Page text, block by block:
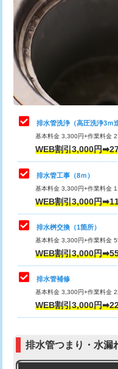
給水管工事※（ライニング
管・ポリ管・HT管使用/3
排水管工事（土の掘削・
業）
排水管工事（排水管工事/
排水管工事（追加 排水管
え）
マス交換（土の掘削・埋
マス交換（深さ50㎝未満）
マス交換（深さ50㎝以上
コンクリート斫り（厚さ
コンクリート斫り（厚さ
モルタル補修（厚さ10㎝
モルタル補修（厚さ10㎝
追加人工
カメラ調査
桝清掃
止水・漏水調査・防水処
理・調整・分解・加工な
止水・漏水調査・防水処
理・調整・分解・加工な
止水・漏水調査・防水処
理・調整・分解・加工な
その他部品の脱着
交換・取付（タンク）
交換・取付(単水栓（壁付
式）)
交換・取付(混合水栓（壁
式・ワンホール）)
交換・取付(排水栓・排水
交換・取付（その他部品）
持込商品取付（単水栓）
排水管洗浄（高圧洗浄3ｍ
基本料金 3,300円+作業料金
WEB割引3,000円
排水管工事（8ｍ）
基本料金 3,300円+作業料金
WEB割引3,000円
排水桝交換（1箇所）
基本料金 3,300円+作業料金
WEB割引3,000円
排水管補修
基本料金 3,300円+作業料金
WEB割引3,000円
排水管つまり・水漏